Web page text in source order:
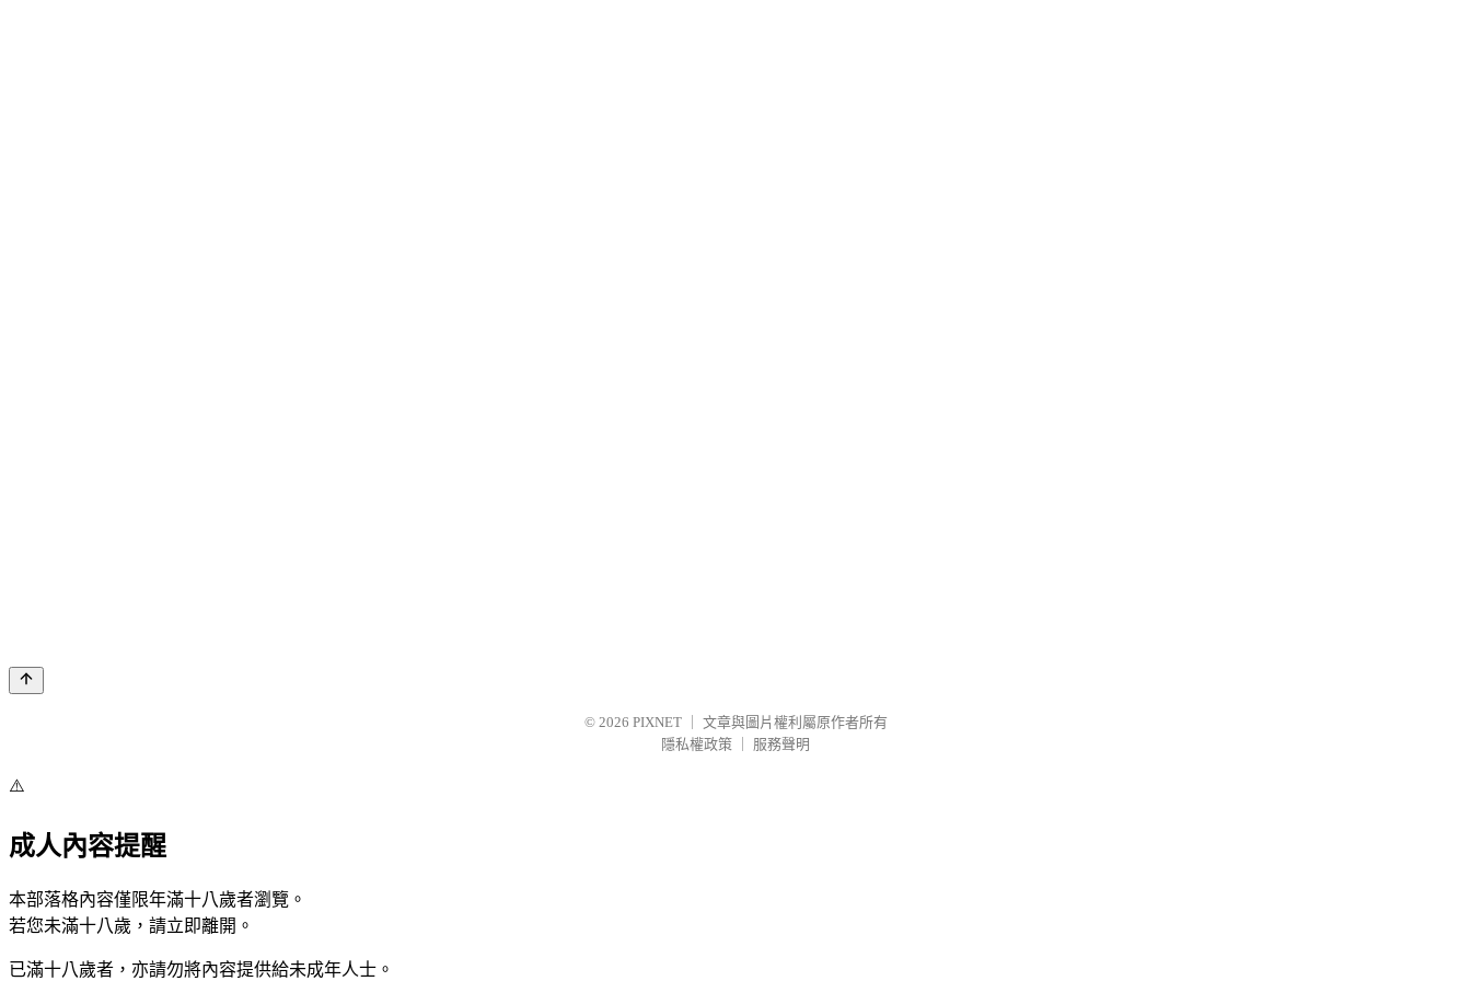
© 2026 PIXNET
文章與圖片權利屬原作者所有
隱私權政策
服務聲明
⚠️
成人內容提醒
本部落格內容僅限年滿十八歲者瀏覽。
若您未滿十八歲，請立即離開。
已滿十八歲者，亦請勿將內容提供給未成年人士。